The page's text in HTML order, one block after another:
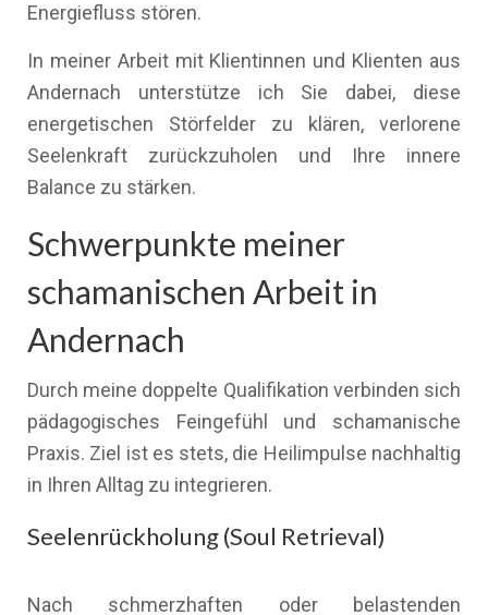
Energiefluss stören.
In meiner Arbeit mit Klientinnen und Klienten aus
Andernach unterstütze ich Sie dabei, diese
energetischen Störfelder zu klären, verlorene
Seelenkraft zurückzuholen und Ihre innere
Balance zu stärken.
Schwerpunkte meiner
schamanischen Arbeit in
Andernach
Durch meine doppelte Qualifikation verbinden sich
pädagogisches Feingefühl und schamanische
Praxis. Ziel ist es stets, die Heilimpulse nachhaltig
in Ihren Alltag zu integrieren.
Seelenrückholung (Soul Retrieval)
Nach schmerzhaften oder belastenden